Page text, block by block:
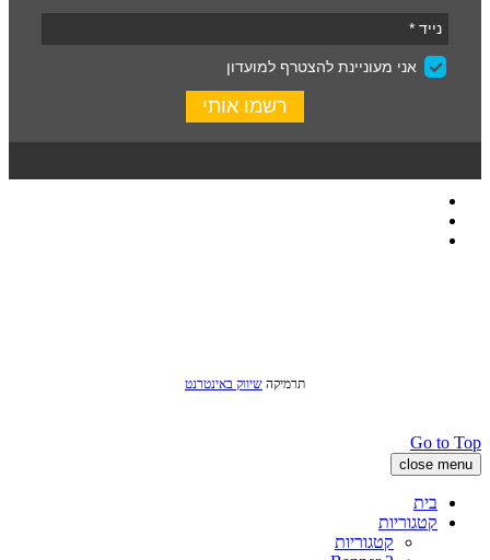
תרמיקה שיווק באינטרנט
Go to Top
close menu
בית
קטגוריות
קטגוריות